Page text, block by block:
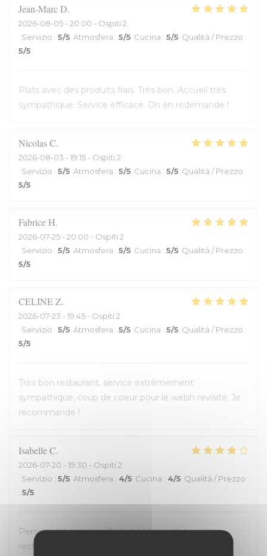
Jean-MarcD
2026-08-05 - 20:00 - Ospiti 2
Servizio : 5/5 Atmosfera : 5/5 Cucina : 5/5 Qualità / Prezzo :
5/5
Plats avec des produits frais. Très bon. Accueil très
sympathique. Service efficace. On en redemande !
NicolasC
2026-08-03 - 19:15 - Ospiti 2
Servizio : 5/5 Atmosfera : 5/5 Cucina : 5/5 Qualità / Prezzo :
5/5
FabriceH
2026-07-25 - 20:00 - Ospiti 2
Servizio : 5/5 Atmosfera : 5/5 Cucina : 5/5 Qualità / Prezzo :
5/5
CELINEZ
2026-07-23 - 19:45 - Ospiti 2
Servizio : 5/5 Atmosfera : 5/5 Cucina : 5/5 Qualità / Prezzo :
5/5
Très bon restaurant, service extrêmement
sympathique, coup de coeur pour le welsh revisité. Je
recommande !
IsabelleC
2026-07-20 - 19:30 - Ospiti 2
Servizio : 5/5 Atmosfera : 4/5 Cucina : 4/5 Qualità / Prezzo
: 5/5
Personnel très accueillant, très bons plats, carte
restreinte